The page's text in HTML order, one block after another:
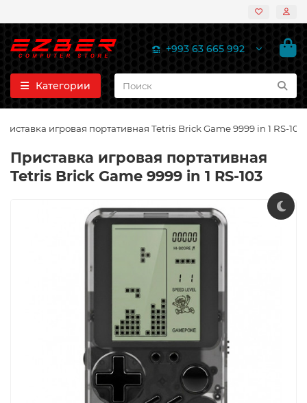
+993 63 665 992
Категории
игровая портативная Tetris Brick Game 9999 in 1 RS-103
Приставка игровая портативная
Tetris Brick Game 9999 in 1 RS-103